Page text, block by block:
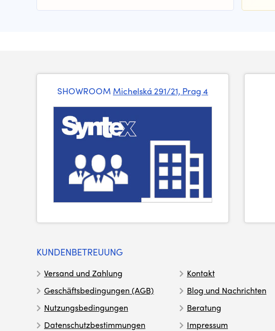
SHOWROOM Michelská 291/21, Prag 4
KUNDENBETREUUNG
Versand und Zahlung
Geschäftsbedingungen (AGB)
Nutzungsbedingungen
Datenschutzbestimmungen
Kontakt
Blog und Nachrichten
Beratung
Impressum